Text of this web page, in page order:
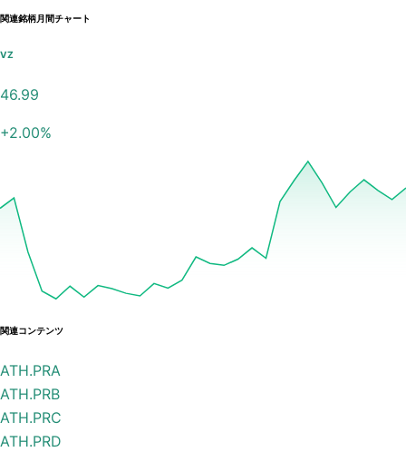
関連銘柄月間チャート
VZ
46.99
+2.00%
関連コンテンツ
ATH.PRA
ATH.PRB
ATH.PRC
ATH.PRD